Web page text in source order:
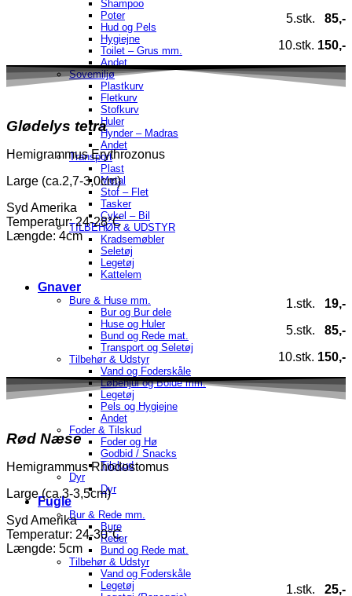
Shampoo
Poter
Hud og Pels
Hygiejne
Toilet – Grus mm.
Andet
Sovemiljø
Plastkurv
Fletkurv
Stofkurv
Huler
Hynder – Madras
Andet
Transport
Plast
Metal
Stof – Flet
Tasker
Cykel – Bil
TILBEHØR & UDSTYR
Kradsemøbler
Seletøj
Legetøj
Kattelem
Gnaver
Bure & Huse mm.
Bur og Bur dele
Huse og Huler
Bund og Rede mat.
Transport og Seletøj
Tilbehør & Udstyr
Vand og Foderskåle
Løbehjul og Bolde mm.
Legetøj
Pels og Hygiejne
Andet
Foder & Tilskud
Foder og Hø
Godbid / Snacks
Tilskud
Dyr
Dyr
Fugle
Bur & Rede mm.
Bure
Reder
Bund og Rede mat.
Tilbehør & Udstyr
Vand og Foderskåle
Legetøj
5.stk. 85,-
10.stk. 150,-
Glødelys tetra
Hemigrammus Erythrozonus
Large (ca.2,7-3,0cm)
Syd Amerika
Temperatur: 24-28°C
Længde: 4cm
1.stk. 19,-
5.stk. 85,-
10.stk. 150,-
Rød Næse
Hemigrammus Rhodostomus
Large (ca.3-3,5cm)
Syd Amerika
Temperatur: 24-30°C
Længde: 5cm
1.stk. 25,-